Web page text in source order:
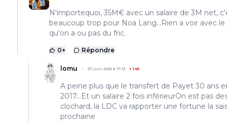
N'importequoi, 35M€ avec un salaire de 3M net,
beaucoup trop pour Noa Lang...Rien a voir avec
qu'on a ou pas du fric.
0+ Répondre
lomu 27 juin 2025 à 17:13 +145
A peine plus que le transfert de Payet 30 ans
2017...Et un salaire 2 fois inférieurOn est pas
clochard, la LDC va rapporter une fortune la
prochaine